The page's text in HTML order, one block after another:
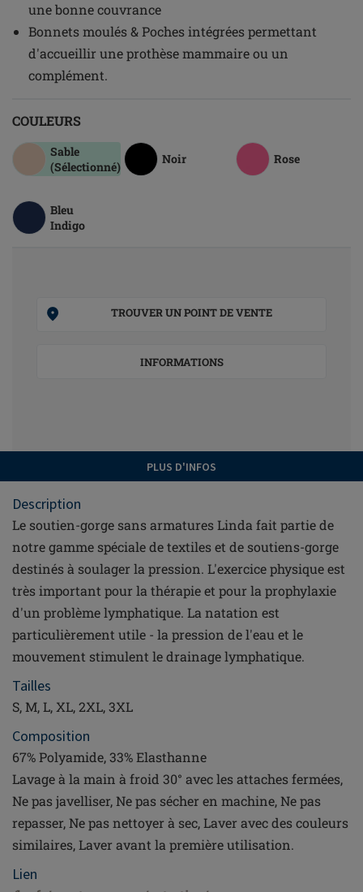
une bonne couvrance
Bonnets moulés & Poches intégrées permettant
d'accueillir une prothèse mammaire ou un
complément.
COULEURS
Sable
(Sélectionné)
Noir Rose
Bleu
Indigo
TROUVER UN POINT DE VENTE
INFORMATIONS
PLUS D'INFOS
Description
Le soutien-gorge sans armatures Linda fait partie de
notre gamme spéciale de textiles et de soutiens-gorge
destinés à soulager la pression. L'exercice physique est
très important pour la thérapie et pour la prophylaxie
d'un problème lymphatique. La natation est
particulièrement utile - la pression de l'eau et le
mouvement stimulent le drainage lymphatique.
Tailles
S, M, L, XL, 2XL, 3XL
Composition
67% Polyamide, 33% Elasthanne
Lavage à la main à froid 30° avec les attaches fermées,
Ne pas javelliser, Ne pas sécher en machine, Ne pas
repasser, Ne pas nettoyer à sec, Laver avec des couleurs
similaires, Laver avant la première utilisation.
Lien